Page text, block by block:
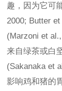
趣，因为它可
2000; Butter
(Marzoni et
来自绿茶或白
(Sakanaka et
影响鸡和猪的